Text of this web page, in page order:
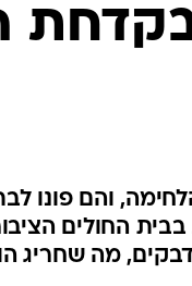
והם פונו
בבית החולים
מה שחריג